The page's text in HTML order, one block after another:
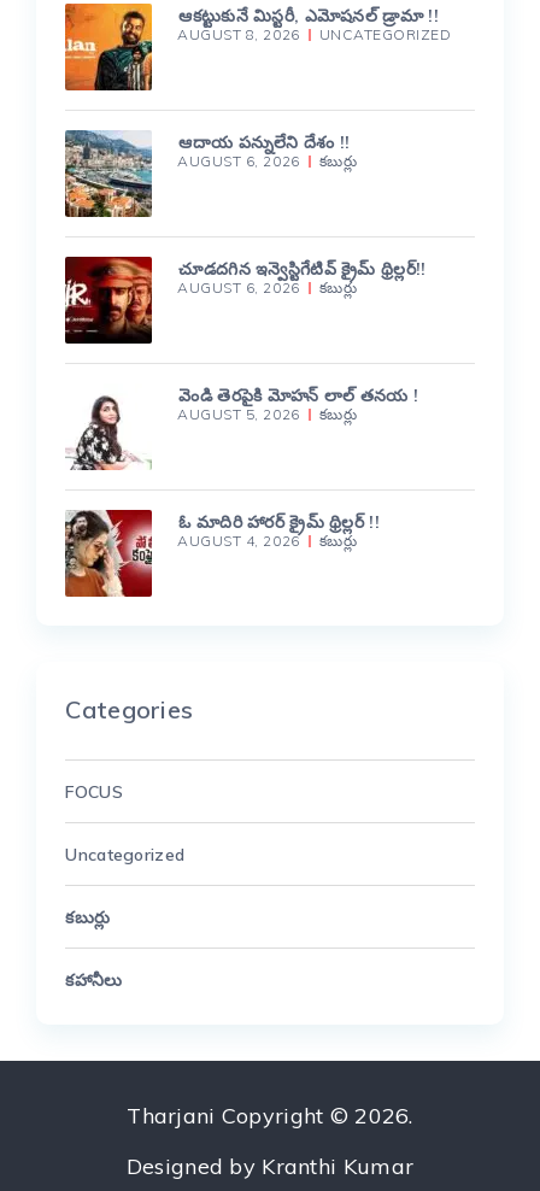
ఆకట్టుకునే మిస్టరీ, ఎమోషనల్ డ్రామా !!
AUGUST 8, 2026 UNCATEGORIZED
ఆదాయ పన్నులేని దేశం !!
AUGUST 6, 2026 కబుర్లు
చూడదగిన ఇన్వెస్టిగేటివ్ క్రైమ్ థ్రిల్లర్!!
AUGUST 6, 2026 కబుర్లు
వెండి తెరపైకి మోహన్ లాల్ తనయ !
AUGUST 5, 2026 కబుర్లు
ఓ మాదిరి హారర్ క్రైమ్ థ్రిల్లర్ !!
AUGUST 4, 2026 కబుర్లు
Categories
FOCUS
Uncategorized
కబుర్లు
కహానీలు
Tharjani Copyright © 2026.
Designed by Kranthi Kumar